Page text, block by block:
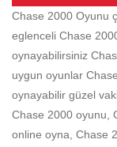
Silah
Basketbol
Beceri
Komik
Chase 2000 Oyunu
eglenceli Chase
oynayabilirsiniz
uygun oyunlar
oynayabilir güzel
Chase 2000 oyunu,
online oyna, Chase